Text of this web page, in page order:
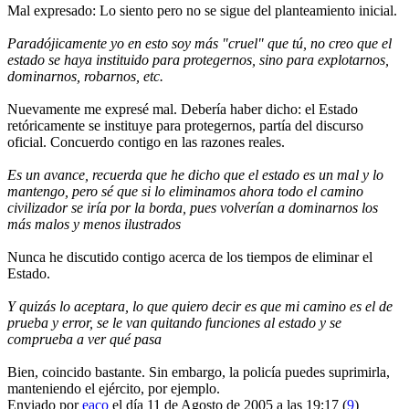
Mal expresado: Lo siento pero no se sigue del planteamiento inicial.
Paradójicamente yo en esto soy más "cruel" que tú, no creo que el
estado se haya instituido para protegernos, sino para explotarnos,
dominarnos, robarnos, etc.
Nuevamente me expresé mal. Debería haber dicho: el Estado
retóricamente se instituye para protegernos, partía del discurso
oficial. Concuerdo contigo en las razones reales.
Es un avance, recuerda que he dicho que el estado es un mal y lo
mantengo, pero sé que si lo eliminamos ahora todo el camino
civilizador se iría por la borda, pues volverían a dominarnos los
más malos y menos ilustrados
Nunca he discutido contigo acerca de los tiempos de eliminar el
Estado.
Y quizás lo aceptara, lo que quiero decir es que mi camino es el de
prueba y error, se le van quitando funciones al estado y se
comprueba a ver qué pasa
Bien, coincido bastante. Sin embargo, la policía puedes suprimirla,
manteniendo el ejército, por ejemplo.
Enviado poreaco el día 11 de Agosto de 2005 a las 19:17 (9)